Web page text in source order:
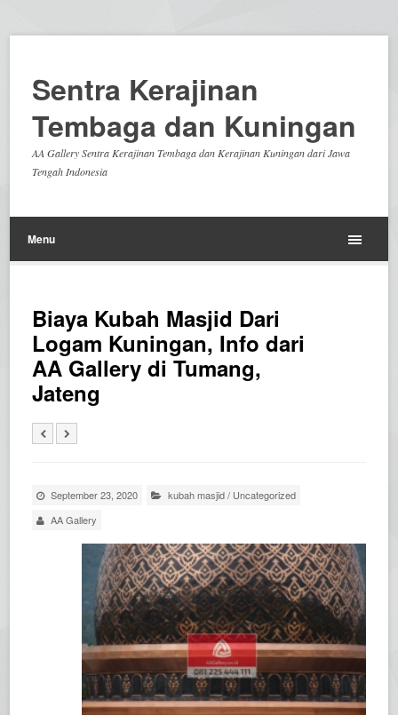
Sentra Kerajinan
Tembaga dan Kuningan
AA Gallery Sentra Kerajinan Tembaga dan Kerajinan Kuningan dari Jawa
Tengah Indonesia
Menu
Biaya Kubah Masjid Dari
Logam Kuningan, Info dari
AA Gallery di Tumang,
Jateng
September 23, 2020 kubah masjid/ Uncategorized
AA Gallery